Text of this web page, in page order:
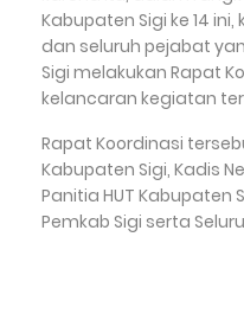
Kabupaten Sigi ke 14
dan seluruh pejabat
Sigi melakukan Rapat
kelancaran kegiatan
Rapat Koordinasi
Kabupaten Sigi, Kadis
Panitia HUT Kabupaten
Pemkab Sigi serta